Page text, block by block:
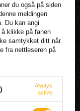
du også på siden
meldingen
Du kan angi
klikke på fanen
samtykket ditt når
fra nettleseren på
Always
active